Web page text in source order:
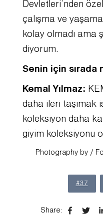
Devletleri’nden
çalışma ve
kolay olmadı ama
diyorum.
Senin için sırada
Kemal Yılmaz:
daha ileri taşımak
koleksiyon daha
giyim koleksiyonu
Photography by /
#37
Share: